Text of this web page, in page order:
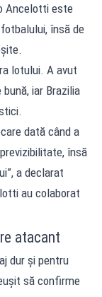
Ancelotti este
însă de
lotului. A avut
iar Brazilia
dată când a
însă
a declarat
au colaborat
atacant
dur și pentru
să confirme